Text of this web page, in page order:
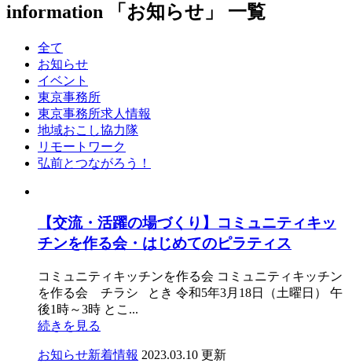
information 「お知らせ」 一覧
全て
お知らせ
イベント
東京事務所
東京事務所求人情報
地域おこし協力隊
リモートワーク
弘前とつながろう！
【交流・活躍の場づくり】コミュニティキッ
チンを作る会・はじめてのピラティス
コミュニティキッチンを作る会 コミュニティキッチン
を作る会 チラシ とき 令和5年3月18日（土曜日） 午
後1時～3時 とこ...
続きを見る
お知らせ新着情報 2023.03.10 更新